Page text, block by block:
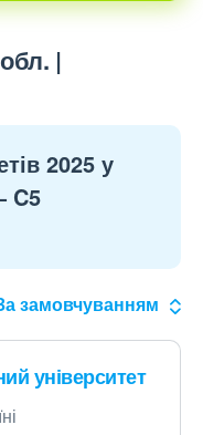
|
2025 у
C5
замовчуванням
університет